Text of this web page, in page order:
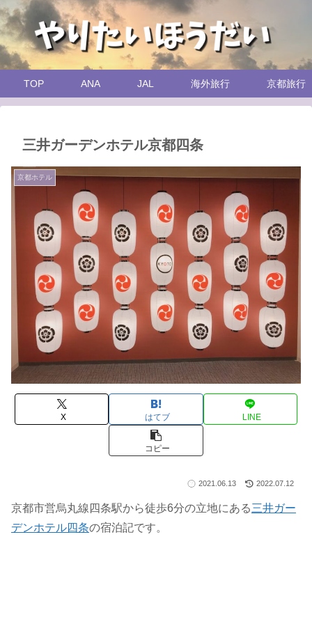
TOP ANA JAL 海外旅行 京都旅行
三井ガーデンホテル京都四条
京都ホテル
X はてブ LINE
コピー
2021.06.13 2022.07.12
京都市営烏丸線四条駅から徒歩6分の立地にある三井ガー
デンホテル四条の宿泊記です。